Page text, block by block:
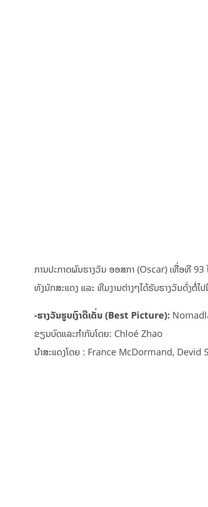
ການປະກາດຜົນຮາງວັນ ອອສກາ (Oscar) ເທື່ອທີ 93
ທັງນັກສະແດງ ແລະ ທີມງານຕ່າງໆໄດ້ຮັບຮາງວັນດັ່ງຕໍ່ໄ
-ຮາງວັນຮູບເງົາດີເດັ່ນ (Best Picture):
ຂຽນບົດແລະກຳກັບໂດຍ: Chloé Zhao
ນຳສະແດງໂດຍ : France McDormand,